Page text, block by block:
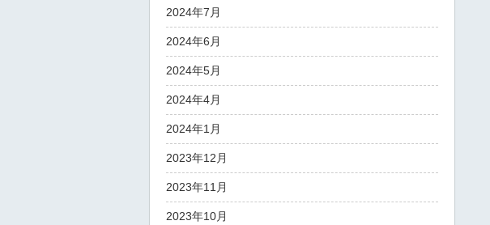
2024年7月
2024年6月
2024年5月
2024年4月
2024年1月
2023年12月
2023年11月
2023年10月